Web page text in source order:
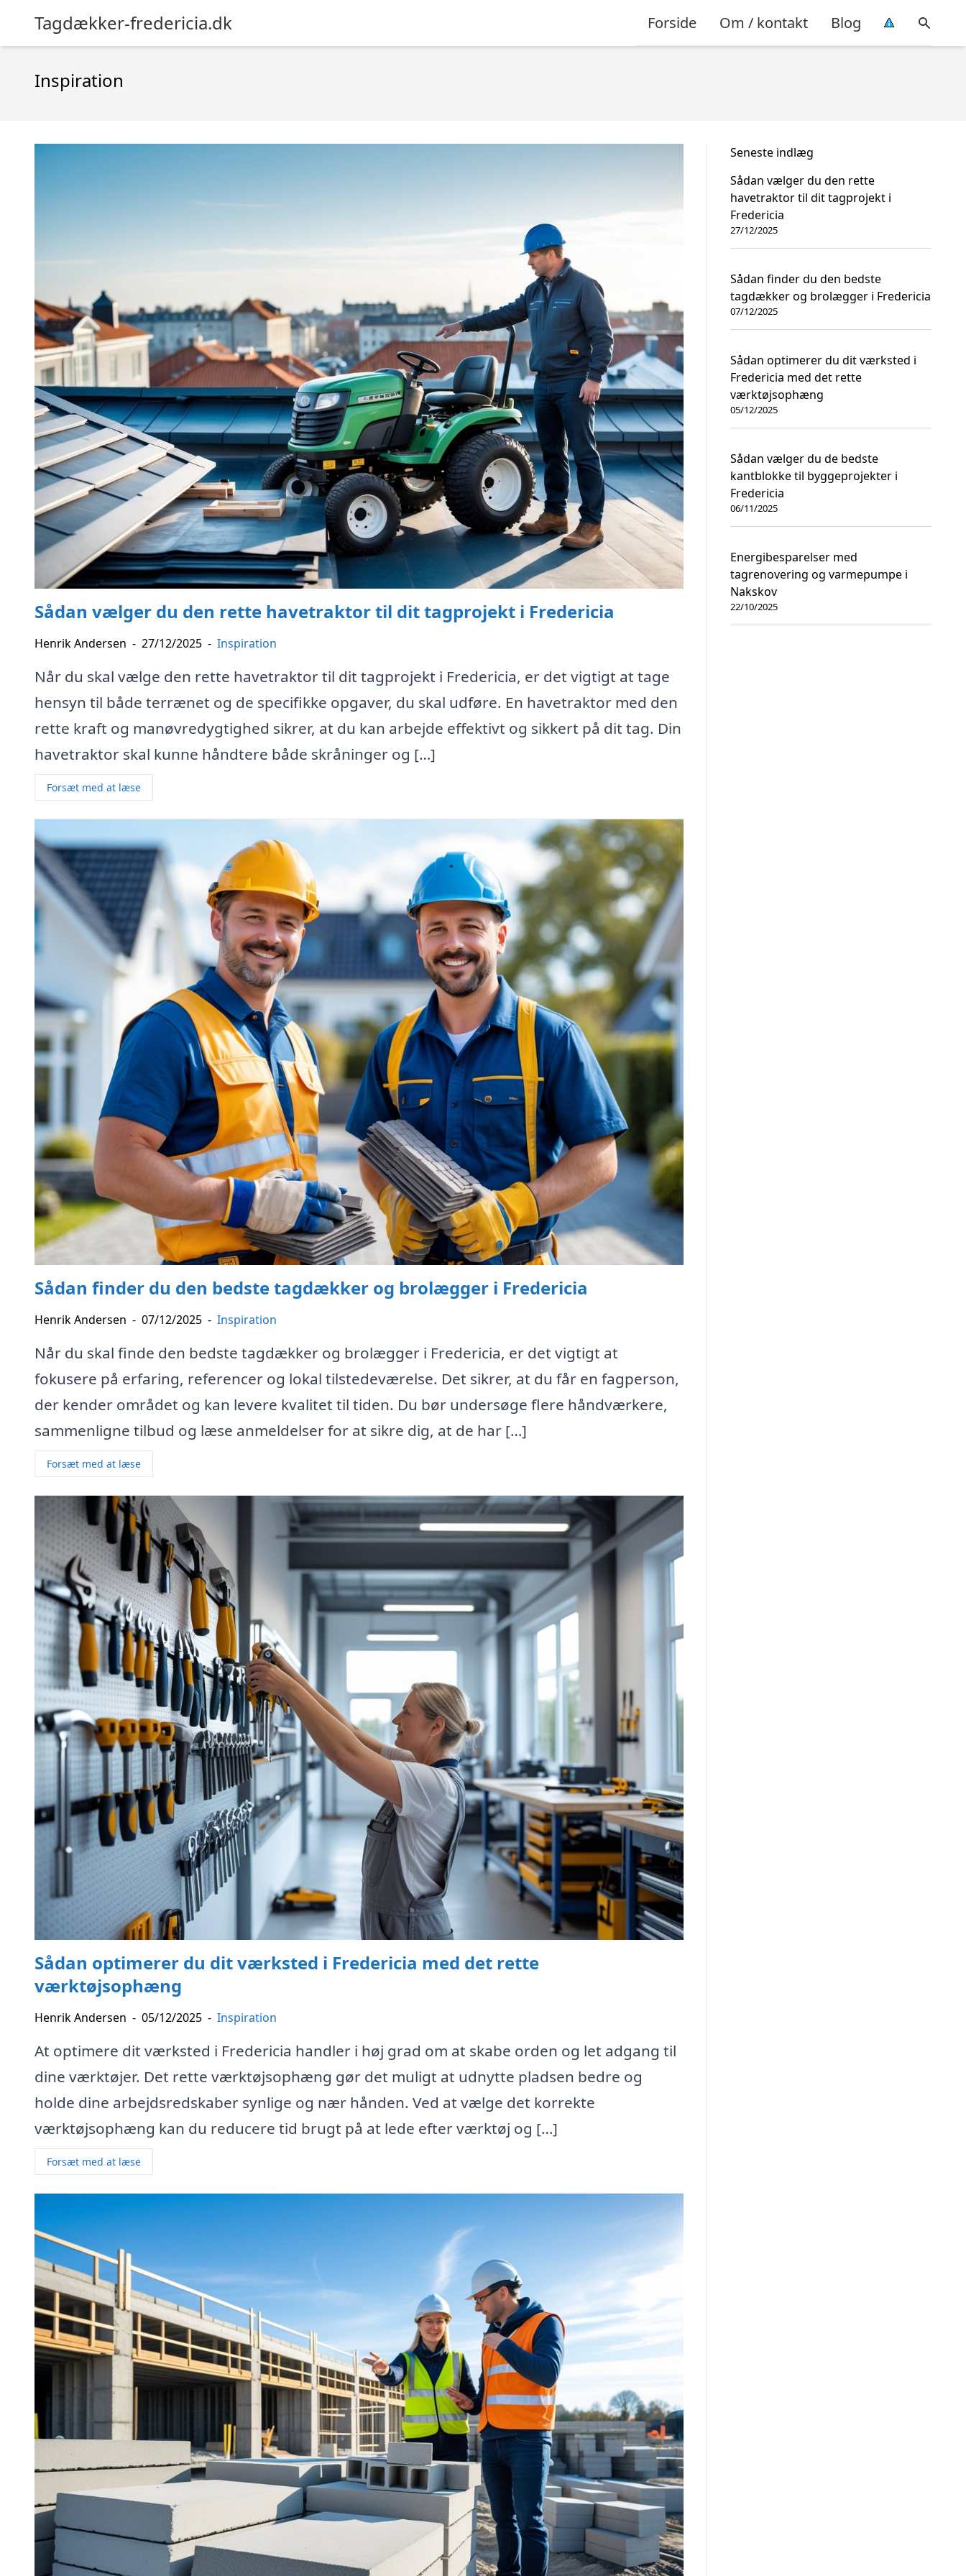
Tagdækker-fredericia.dk Forside Om / kontakt Blog
Inspiration
Sådan vælger du den rette havetraktor til dit tagprojekt i Fredericia
Henrik Andersen - 27/12/2025 - Inspiration
Når du skal vælge den rette havetraktor til dit tagprojekt i Fredericia, er det vigtigt at tage
hensyn til både terrænet og de specifikke opgaver, du skal udføre. En havetraktor med den
rette kraft og manøvredygtighed sikrer, at du kan arbejde effektivt og sikkert på dit tag. Din
havetraktor skal kunne håndtere både skråninger og […]
Forsæt med at læse
Sådan finder du den bedste tagdækker og brolægger i Fredericia
Henrik Andersen - 07/12/2025 - Inspiration
Når du skal finde den bedste tagdækker og brolægger i Fredericia, er det vigtigt at
fokusere på erfaring, referencer og lokal tilstedeværelse. Det sikrer, at du får en fagperson,
der kender området og kan levere kvalitet til tiden. Du bør undersøge flere håndværkere,
sammenligne tilbud og læse anmeldelser for at sikre dig, at de har […]
Forsæt med at læse
Sådan optimerer du dit værksted i Fredericia med det rette
værktøjsophæng
Henrik Andersen - 05/12/2025 - Inspiration
At optimere dit værksted i Fredericia handler i høj grad om at skabe orden og let adgang til
dine værktøjer. Det rette værktøjsophæng gør det muligt at udnytte pladsen bedre og
holde dine arbejdsredskaber synlige og nær hånden. Ved at vælge det korrekte
værktøjsophæng kan du reducere tid brugt på at lede efter værktøj og […]
Forsæt med at læse
Seneste indlæg
Sådan vælger du den rette
havetraktor til dit tagprojekt i
Fredericia
27/12/2025
Sådan finder du den bedste
tagdækker og brolægger i Fredericia
07/12/2025
Sådan optimerer du dit værksted i
Fredericia med det rette
værktøjsophæng
05/12/2025
Sådan vælger du de bedste
kantblokke til byggeprojekter i
Fredericia
06/11/2025
Energibesparelser med
tagrenovering og varmepumpe i
Nakskov
22/10/2025